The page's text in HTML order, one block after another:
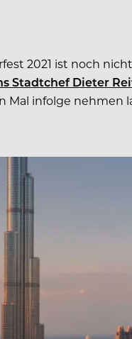
2021 ist noch
Stadtchef Dieter
infolge